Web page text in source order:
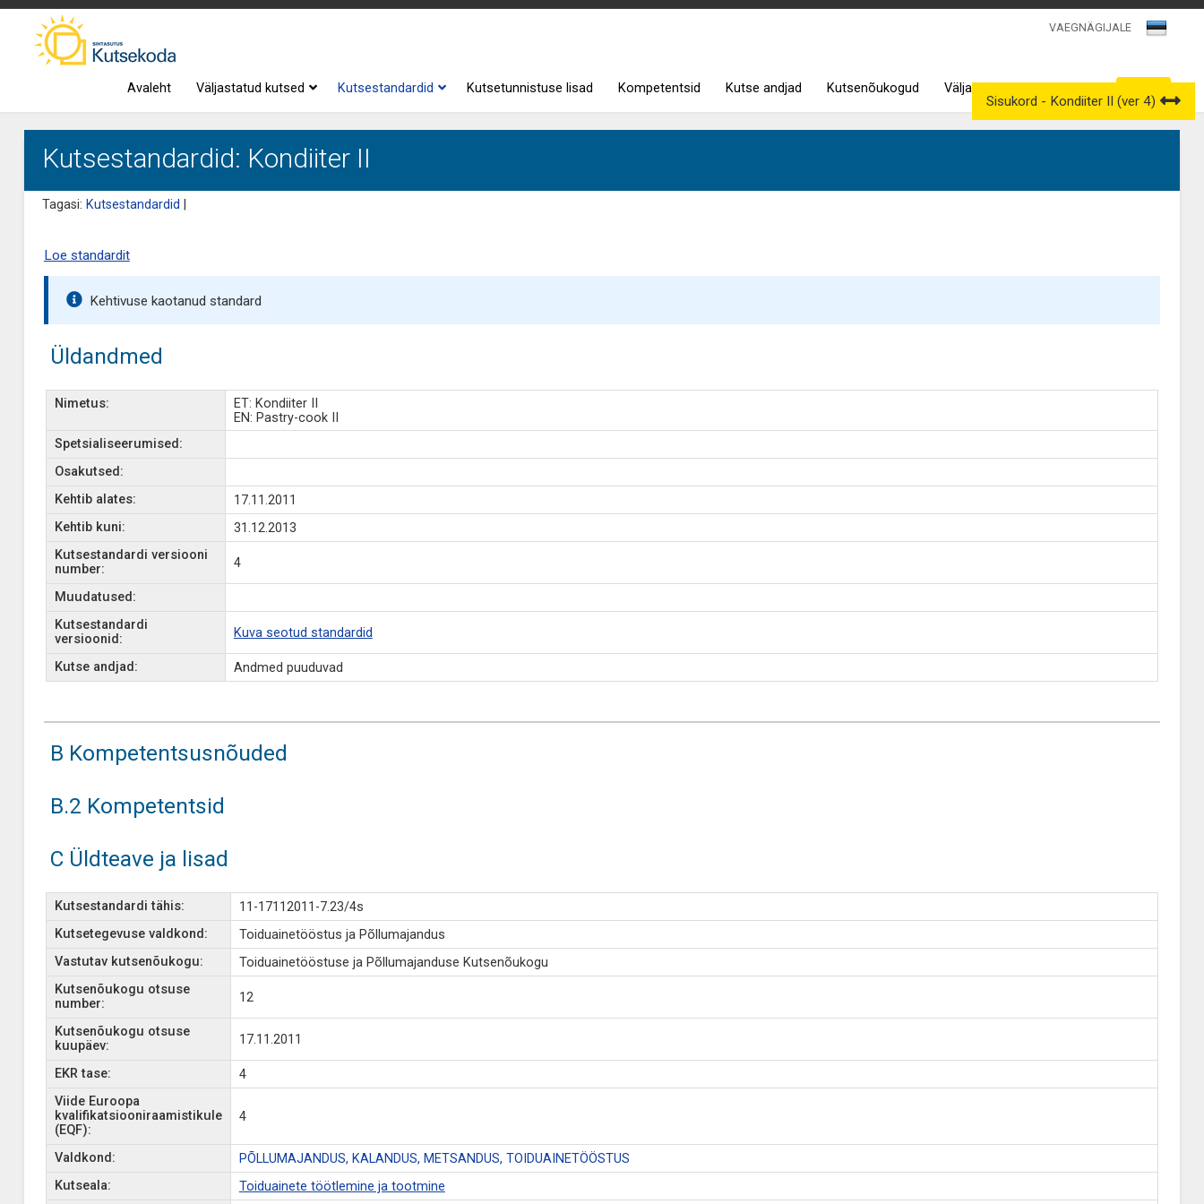
VAEGNÄGIJALE
Avaleht Väljastatud kutsed Kutsestandardid Kutsetunnistuse lisad Kompetentsid Kutse andjad Kutsenõukogud Väljavõtted kutseregistrist
Kutsestandardid: Kondiiter II
Tagasi: Kutsestandardid
Sisukord - Kondiiter II (ver 4)
Loe standardit
Kehtivuse kaotanud standard
Üldandmed
Nimetus:
ET: Kondiiter II
EN: Pastry-cook II
Spetsialiseerumised:
Osakutsed:
Kehtib alates:
17.11.2011
Kehtib kuni:
31.12.2013
Kutsestandardi versiooni
number:
4
Muudatused:
Kutsestandardi
versioonid:
Kuva seotud standardid
Kutse andjad: Andmed puuduvad
B Kompetentsusnõuded
B.2 Kompetentsid
C Üldteave ja lisad
Kutsestandardi tähis:
11-17112011-7.23/4s
Kutsetegevuse valdkond:
Toiduainetööstus ja Põllumajandus
Vastutav kutsenõukogu:
Toiduainetööstuse ja Põllumajanduse Kutsenõukogu
Kutsenõukogu otsuse
number:
12
Kutsenõukogu otsuse
kuupäev:
17.11.2011
EKR tase:
4
Viide Euroopa
kvalifikatsiooniraamistikule
(EQF):
4
Valdkond:
PÕLLUMAJANDUS, KALANDUS, METSANDUS, TOIDUAINETÖÖSTUS
Kutseala:
Toiduainete töötlemine ja tootmine